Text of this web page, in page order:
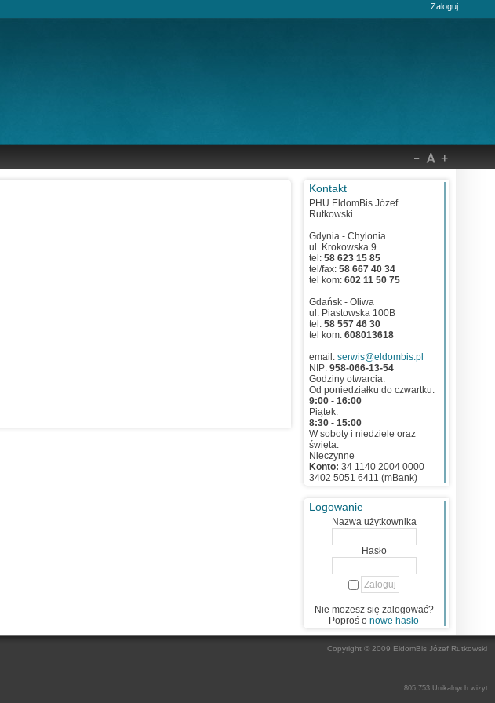
Zaloguj
Kontakt
PHU EldomBis Józef
Rutkowski
Gdynia - Chylonia
ul. Krokowska 9
tel: 58 623 15 85
tel/fax: 58 667 40 34
tel kom: 602 11 50 75
Gdańsk - Oliwa
ul. Piastowska 100B
tel: 58 557 46 30
tel kom: 608013618
email: serwis@eldombis.pl
NIP: 958-066-13-54
Godziny otwarcia:
Od poniedziałku do czwartku:
9:00 - 16:00
Piątek:
8:30 - 15:00
W soboty i niedziele oraz
święta:
Nieczynne
Konto: 34 1140 2004 0000
3402 5051 6411 (mBank)
Logowanie
Nazwa użytkownika
Hasło
Nie możesz się zalogować?
Poproś onowe hasło
Copyright © 2009 EldomBis Józef Rutkowski
805,753 Unikalnych wizyt